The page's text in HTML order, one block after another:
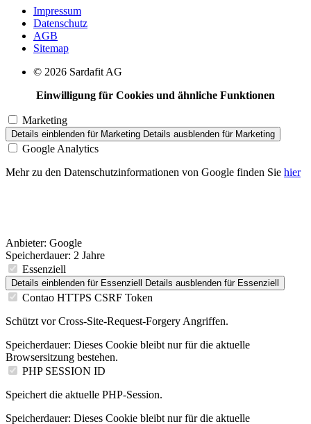
Impressum
Datenschutz
AGB
Sitemap
© 2026 Sardafit AG
Einwilligung für Cookies und ähnliche Funktionen
Marketing
Details einblenden für Marketing Details ausblenden für Marketing
Google Analytics
Mehr zu den Datenschutzinformationen von Google finden Sie hier
Anbieter: Google
Speicherdauer: 2 Jahre
Essenziell
Details einblenden für Essenziell Details ausblenden für Essenziell
Contao HTTPS CSRF Token
Schützt vor Cross-Site-Request-Forgery Angriffen.
Speicherdauer: Dieses Cookie bleibt nur für die aktuelle
Browsersitzung bestehen.
PHP SESSION ID
Speichert die aktuelle PHP-Session.
Speicherdauer: Dieses Cookie bleibt nur für die aktuelle